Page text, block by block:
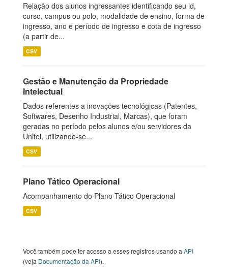
Relação dos alunos ingressantes identificando seu id,
curso, campus ou polo, modalidade de ensino, forma de
ingresso, ano e período de ingresso e cota de ingresso
(a partir de...
CSV
Gestão e Manutenção da Propriedade
Intelectual
Dados referentes a inovações tecnológicas (Patentes,
Softwares, Desenho Industrial, Marcas), que foram
geradas no período pelos alunos e/ou servidores da
Unifei, utilizando-se...
CSV
Plano Tático Operacional
Acompanhamento do Plano Tático Operacional
CSV
Você também pode ter acesso a esses registros usando a API
(veja Documentação da API).